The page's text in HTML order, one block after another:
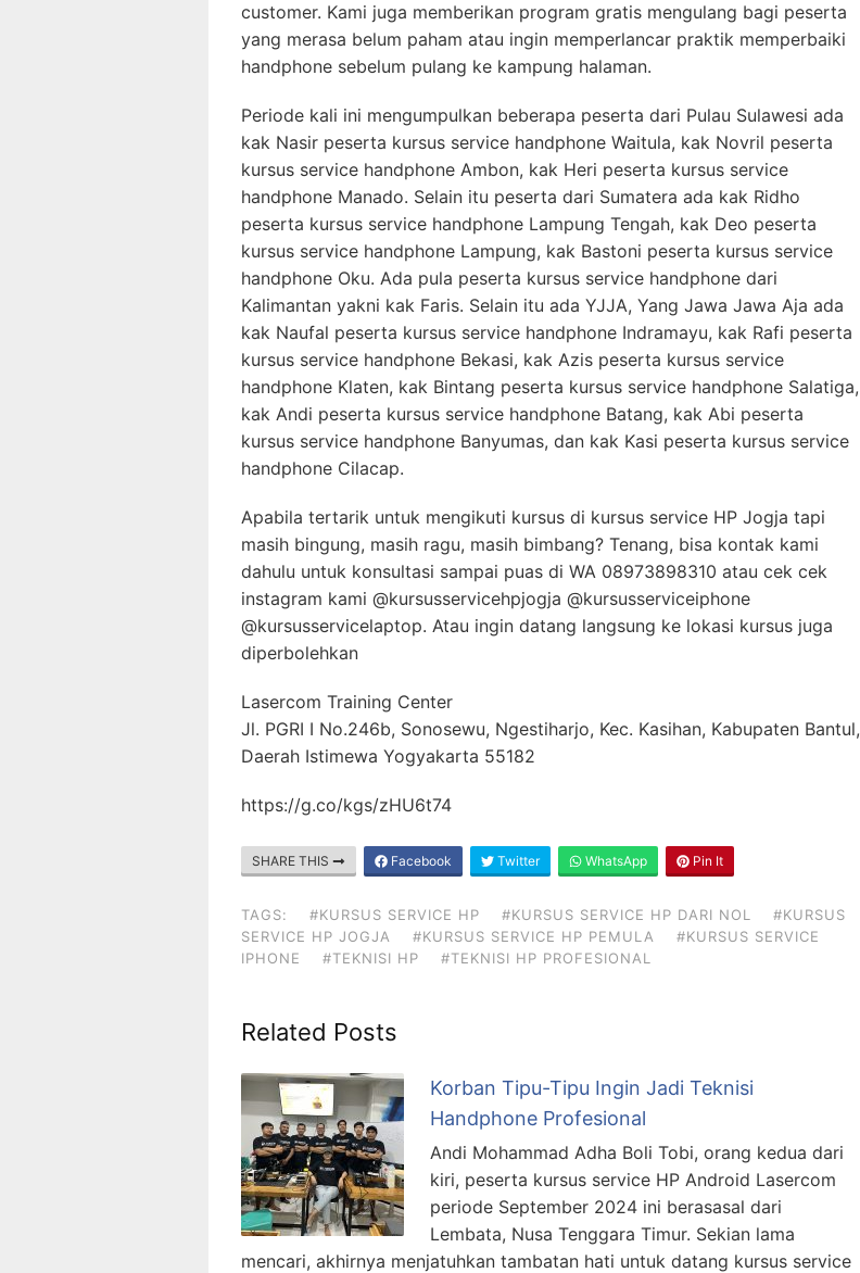
customer. Kami juga memberikan program gratis mengulang bagi peserta
yang merasa belum paham atau ingin memperlancar praktik memperbaiki
handphone sebelum pulang ke kampung halaman.
Periode kali ini mengumpulkan beberapa peserta dari Pulau Sulawesi ada
kak Nasir peserta kursus service handphone Waitula, kak Novril peserta
kursus service handphone Ambon, kak Heri peserta kursus service
handphone Manado. Selain itu peserta dari Sumatera ada kak Ridho
peserta kursus service handphone Lampung Tengah, kak Deo peserta
kursus service handphone Lampung, kak Bastoni peserta kursus service
handphone Oku. Ada pula peserta kursus service handphone dari
Kalimantan yakni kak Faris. Selain itu ada YJJA, Yang Jawa Jawa Aja ada
kak Naufal peserta kursus service handphone Indramayu, kak Rafi peserta
kursus service handphone Bekasi, kak Azis peserta kursus service
handphone Klaten, kak Bintang peserta kursus service handphone Salatiga,
kak Andi peserta kursus service handphone Batang, kak Abi peserta
kursus service handphone Banyumas, dan kak Kasi peserta kursus service
handphone Cilacap.
Apabila tertarik untuk mengikuti kursus di kursus service HP Jogja tapi
masih bingung, masih ragu, masih bimbang? Tenang, bisa kontak kami
dahulu untuk konsultasi sampai puas di WA 08973898310 atau cek cek
instagram kami @kursusservicehpjogja @kursusserviceiphone
@kursusservicelaptop. Atau ingin datang langsung ke lokasi kursus juga
diperbolehkan
Lasercom Training Center
Jl. PGRI I No.246b, Sonosewu, Ngestiharjo, Kec. Kasihan, Kabupaten Bantul,
Daerah Istimewa Yogyakarta 55182
https://g.co/kgs/zHU6t74
SHARE THIS Facebook Twitter WhatsApp Pin It
TAGS: #KURSUS SERVICE HP #KURSUS SERVICE HP DARI NOL
#KURSUS
SERVICE HP JOGJA
#KURSUS SERVICE HP PEMULA
#KURSUS SERVICE
IPHONE
#TEKNISI HP #TEKNISI HP PROFESIONAL
Related Posts
Korban Tipu-Tipu Ingin Jadi Teknisi
Handphone Profesional
Andi Mohammad Adha Boli Tobi, orang kedua dari
kiri, peserta kursus service HP Android Lasercom
periode September 2024 ini berasasal dari
Lembata, Nusa Tenggara Timur. Sekian lama
mencari, akhirnya menjatuhkan tambatan hati untuk datang kursus service